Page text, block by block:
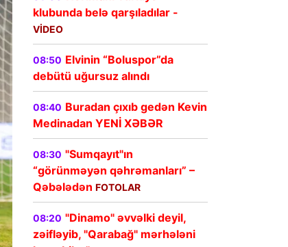
klubunda belə qarşıladılar -
VİDEO
08:50 Elvinin “Boluspor”da
debütü uğursuz alındı
08:40 Buradan çıxıb gedən Kevin
Medinadan YENİ XƏBƏR
08:30 "Sumqayıt"ın
“görünməyən qəhrəmanları” –
Qəbələdən FOTOLAR
08:20 "Dinamo" əvvəlki deyil,
zəifləyib, "Qarabağ" mərhələni